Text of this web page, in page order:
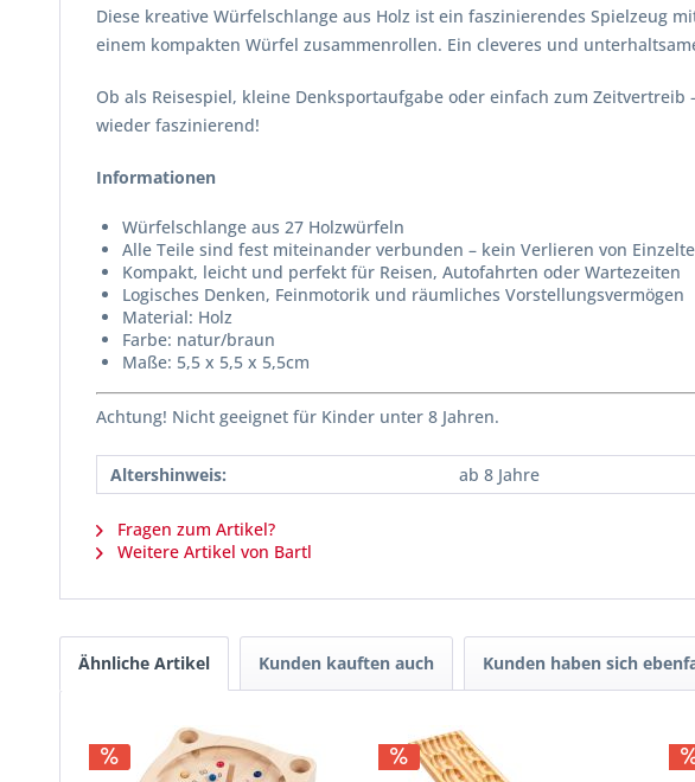
Diese kreative Würfelschlange aus Holz ist ein faszinierendes Spielzeug
einem kompakten Würfel zusammenrollen. Ein cleveres und
Ob als Reisespiel, kleine Denksportaufgabe oder einfach zum
wieder faszinierend!
Informationen
Würfelschlange aus 27 Holzwürfeln
Alle Teile sind fest miteinander verbunden – kein Verlieren von
Kompakt, leicht und perfekt für Reisen, Autofahrten oder Wartezeiten
Logisches Denken, Feinmotorik und räumliches Vorstellungsvermögen
Material: Holz
Farbe: natur/braun
Maße: 5,5 x 5,5 x 5,5cm
Achtung! Nicht geeignet für Kinder unter 8 Jahren.
Altershinweis: ab 8 Jahre
Fragen zum Artikel?
Weitere Artikel von Bartl
Ähnliche Artikel Kunden kauften auch Kunden haben sich